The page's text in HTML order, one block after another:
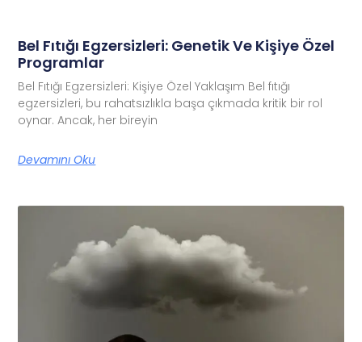
Bel Fıtığı Egzersizleri: Genetik Ve Kişiye Özel
Programlar
Bel Fıtığı Egzersizleri: Kişiye Özel Yaklaşım Bel fıtığı
egzersizleri, bu rahatsızlıkla başa çıkmada kritik bir rol
oynar. Ancak, her bireyin
Devamını Oku